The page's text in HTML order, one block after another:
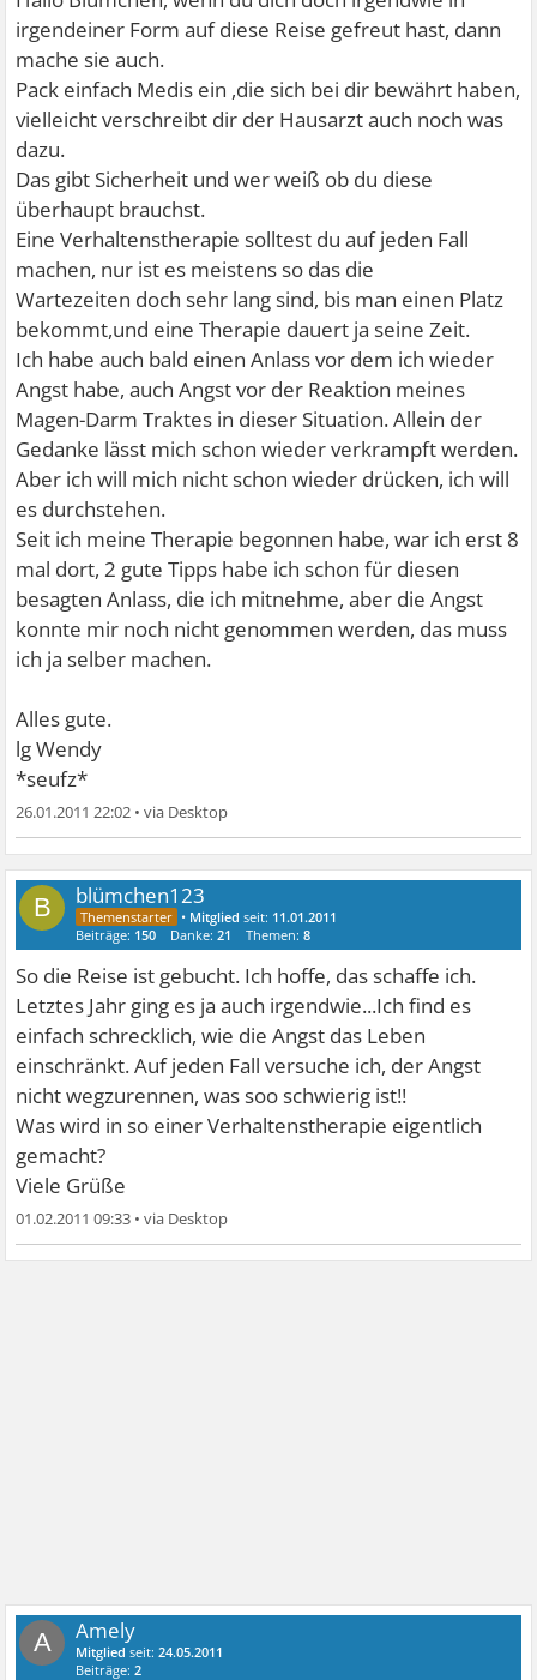
irgendeiner Form auf diese Reise gefreut hast, dann
mache sie auch.
Pack einfach Medis ein ,die sich bei dir bewährt haben,
vielleicht verschreibt dir der Hausarzt auch noch was
dazu.
Das gibt Sicherheit und wer weiß ob du diese
überhaupt brauchst.
Eine Verhaltenstherapie solltest du auf jeden Fall
machen, nur ist es meistens so das die
Wartezeiten doch sehr lang sind, bis man einen Platz
bekommt,und eine Therapie dauert ja seine Zeit.
Ich habe auch bald einen Anlass vor dem ich wieder
Angst habe, auch Angst vor der Reaktion meines
Magen-Darm Traktes in dieser Situation. Allein der
Gedanke lässt mich schon wieder verkrampft werden.
Aber ich will mich nicht schon wieder drücken, ich will
es durchstehen.
Seit ich meine Therapie begonnen habe, war ich erst 8
mal dort, 2 gute Tipps habe ich schon für diesen
besagten Anlass, die ich mitnehme, aber die Angst
konnte mir noch nicht genommen werden, das muss
ich ja selber machen.
Alles gute.
lg Wendy
*seufz*
26.01.2011 22:02 •
B blümchen123
• Mitglied seit: 11.01.2011
Beiträge: 150 Danke:21 Themen:8
So die Reise ist gebucht. Ich hoffe, das schaffe ich.
Letztes Jahr ging es ja auch irgendwie...Ich find es
einfach schrecklich, wie die Angst das Leben
einschränkt. Auf jeden Fall versuche ich, der Angst
nicht wegzurennen, was soo schwierig ist!!
Was wird in so einer Verhaltenstherapie eigentlich
gemacht?
Viele Grüße
01.02.2011 09:33 •
A Amely
Mitglied seit:24.05.2011
Beiträge:2